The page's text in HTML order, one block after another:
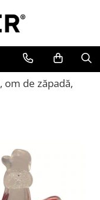
om de zăpadă,